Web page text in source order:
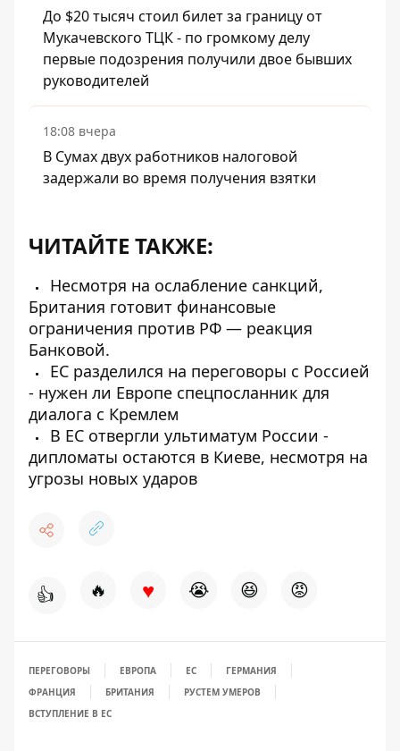
До $20 тысяч стоил билет за границу от
Мукачевского ТЦК - по громкому делу
первые подозрения получили двое бывших
руководителей
18:08 вчера
В Сумах двух работников налоговой
задержали во время получения взятки
ЧИТАЙТЕ ТАКЖЕ:
Несмотря на ослабление санкций,
Британия готовит финансовые
ограничения против РФ — реакция
Банковой.
ЕС разделился на переговоры с Россией
- нужен ли Европе спецпосланник для
диалога с Кремлем
В ЕС отвергли ультиматум России -
дипломаты остаются в Киеве, несмотря на
угрозы новых ударов
👍 🔥 ♥ 😭 😆 😡
ПЕРЕГОВОРЫ ЕВРОПА ЕС
ГЕРМАНИЯ
ФРАНЦИЯ
БРИТАНИЯ
РУСТЕМ УМЕРОВ
ВСТУПЛЕНИЕ В ЕС